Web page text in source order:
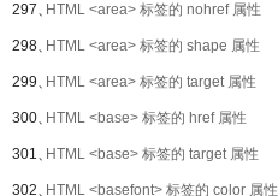
297、HTML <area> 标签的 nohref 属性
298、HTML <area> 标签的 shape 属性
299、HTML <area> 标签的 target 属性
300、HTML <base> 标签的 href 属性
301、HTML <base> 标签的 target 属性
302、HTML <basefont> 标签的 color 属性